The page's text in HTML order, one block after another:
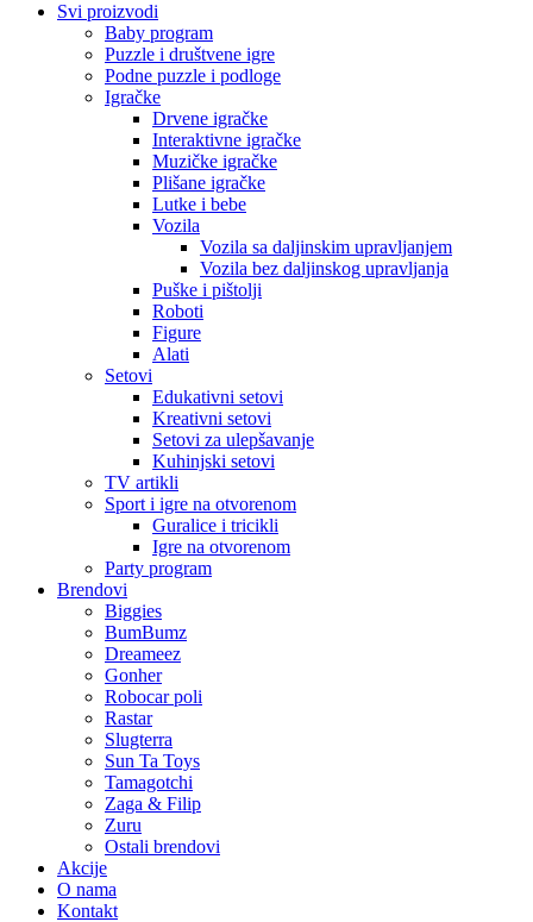
Svi proizvodi
Baby program
Puzzle i društvene igre
Podne puzzle i podloge
Igračke
Drvene igračke
Interaktivne igračke
Muzičke igračke
Plišane igračke
Lutke i bebe
Vozila
Vozila sa daljinskim upravljanjem
Vozila bez daljinskog upravljanja
Puške i pištolji
Roboti
Figure
Alati
Setovi
Edukativni setovi
Kreativni setovi
Setovi za ulepšavanje
Kuhinjski setovi
TV artikli
Sport i igre na otvorenom
Guralice i tricikli
Igre na otvorenom
Party program
Brendovi
Biggies
BumBumz
Dreameez
Gonher
Robocar poli
Rastar
Slugterra
Sun Ta Toys
Tamagotchi
Zaga & Filip
Zuru
Ostali brendovi
Akcije
O nama
Kontakt